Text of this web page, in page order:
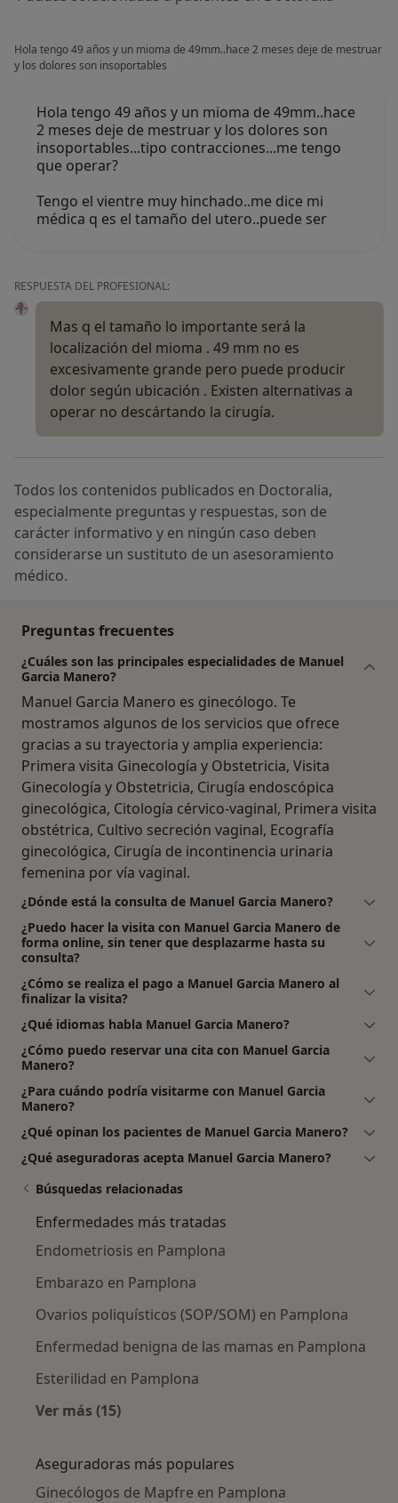
Hola tengo 49 años y un mioma de 49mm..hace 2 meses deje de mestruar
y los dolores son insoportables
Hola tengo 49 años y un mioma de 49mm..hace
2 meses deje de mestruar y los dolores son
insoportables...tipo contracciones...me tengo
que operar?
Tengo el vientre muy hinchado..me dice mi
médica q es el tamaño del utero..puede ser
RESPUESTA DEL PROFESIONAL:
Mas q el tamaño lo importante será la
localización del mioma . 49 mm no es
excesivamente grande pero puede producir
dolor según ubicación . Existen alternativas a
operar no descártando la cirugía.
Todos los contenidos publicados en Doctoralia,
especialmente preguntas y respuestas, son de
carácter informativo y en ningún caso deben
considerarse un sustituto de un asesoramiento
médico.
Preguntas frecuentes
¿Cuáles son las principales especialidades de Manuel
Garcia Manero?
Manuel Garcia Manero es ginecólogo. Te
mostramos algunos de los servicios que ofrece
gracias a su trayectoria y amplia experiencia:
Primera visita Ginecología y Obstetricia, Visita
Ginecología y Obstetricia, Cirugía endoscópica
ginecológica, Citología cérvico-vaginal, Primera visita
obstétrica, Cultivo secreción vaginal, Ecografía
ginecológica, Cirugía de incontinencia urinaria
femenina por vía vaginal.
¿Dónde está la consulta de Manuel Garcia Manero?
¿Puedo hacer la visita con Manuel Garcia Manero de
forma online, sin tener que desplazarme hasta su
consulta?
¿Cómo se realiza el pago a Manuel Garcia Manero al
finalizar la visita?
¿Qué idiomas habla Manuel Garcia Manero?
¿Cómo puedo reservar una cita con Manuel Garcia
Manero?
¿Para cuándo podría visitarme con Manuel Garcia
Manero?
¿Qué opinan los pacientes de Manuel Garcia Manero?
¿Qué aseguradoras acepta Manuel Garcia Manero?
Búsquedas relacionadas
Enfermedades más tratadas
Endometriosis en Pamplona
Embarazo en Pamplona
Ovarios poliquísticos (SOP/SOM) en Pamplona
Enfermedad benigna de las mamas en Pamplona
Esterilidad en Pamplona
Ver más (15)
Aseguradoras más populares
Ginecólogos de Mapfre en Pamplona